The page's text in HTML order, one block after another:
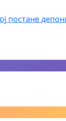
постане